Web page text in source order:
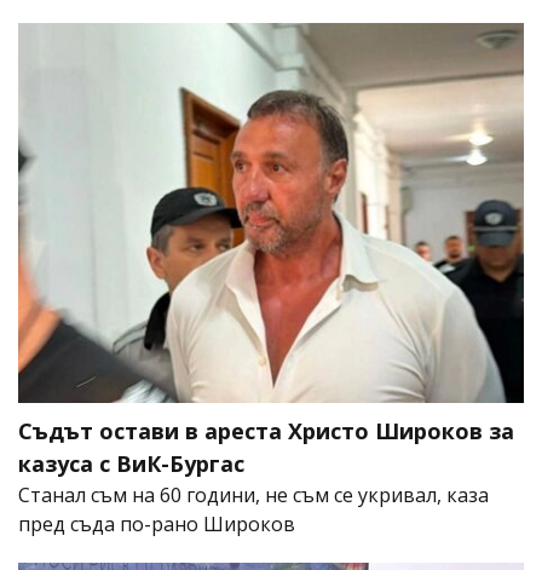
Съдът остави в ареста Христо Широков за
казуса с ВиК-Бургас
Станал съм на 60 години, не съм се укривал, каза
пред съда по-рано Широков